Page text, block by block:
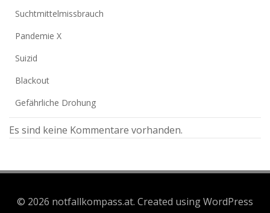
Suchtmittelmissbrauch
Pandemie X
Suizid
Blackout
Gefährliche Drohung
Es sind keine Kommentare vorhanden.
© 2026 notfallkompass.at. Created using WordPress